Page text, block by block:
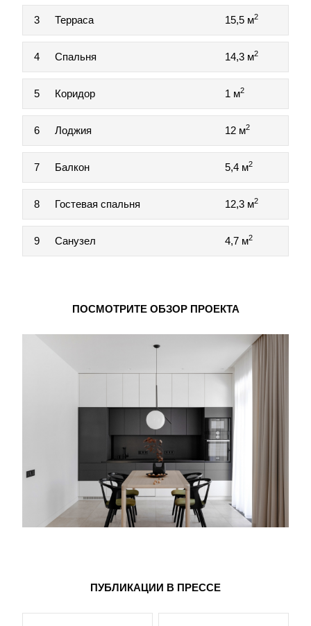
3 Терраса 15,5 м2
4 Спальня 14,3 м2
5 Коридор 1 м2
6 Лоджия 12 м2
7 Балкон 5,4 м2
8 Гостевая спальня 12,3 м2
9 Санузел 4,7 м2
ПОСМОТРИТЕ ОБЗОР ПРОЕКТА
ПУБЛИКАЦИИ В ПРЕССЕ